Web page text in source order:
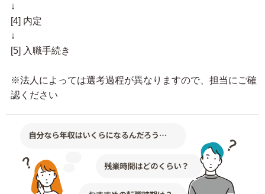
↓
[4] 内定
↓
[5] 入職手続き
※法人によっては選考過程が異なりますので、担当にご確
認ください